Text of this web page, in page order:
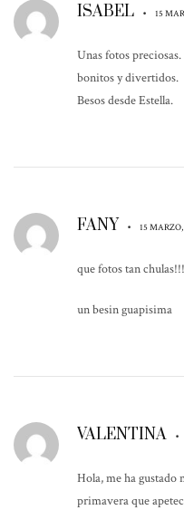
ISABEL • 15
Unas fotos
bonitos y divertidos.
Besos desde Estella.
FANY • 15 MARZO,
que fotos tan
un besin guapisima
VALENTINA •
Hola, me ha gustado
primavera que